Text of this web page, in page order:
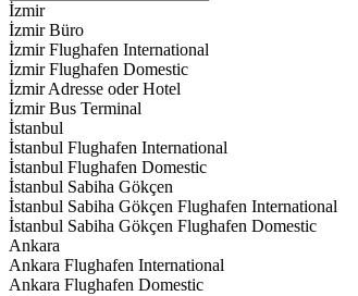
İzmir
İzmir Büro
İzmir Flughafen International
İzmir Flughafen Domestic
İzmir Adresse oder Hotel
İzmir Bus Terminal
İstanbul
İstanbul Flughafen International
İstanbul Flughafen Domestic
İstanbul Sabiha Gökçen
İstanbul Sabiha Gökçen Flughafen International
İstanbul Sabiha Gökçen Flughafen Domestic
Ankara
Ankara Flughafen International
Ankara Flughafen Domestic